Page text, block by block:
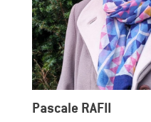
Pascale RAFII